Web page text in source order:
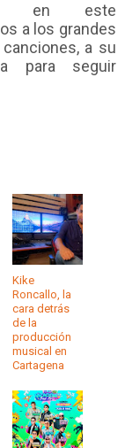
en este
a los grandes
a su
para seguir
Kike
Roncallo, la
cara detrás
de la
producción
musical en
Cartagena